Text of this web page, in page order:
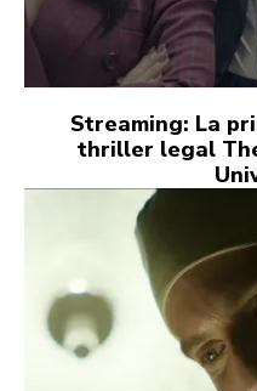
Streaming: La
thriller legal